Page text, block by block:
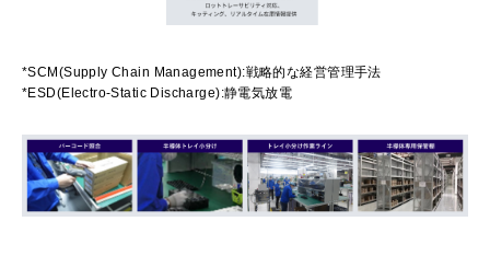
*SCM(Supply Chain Management):戦略的な経営管理手法
*ESD(Electro-Static Discharge):静電気放電